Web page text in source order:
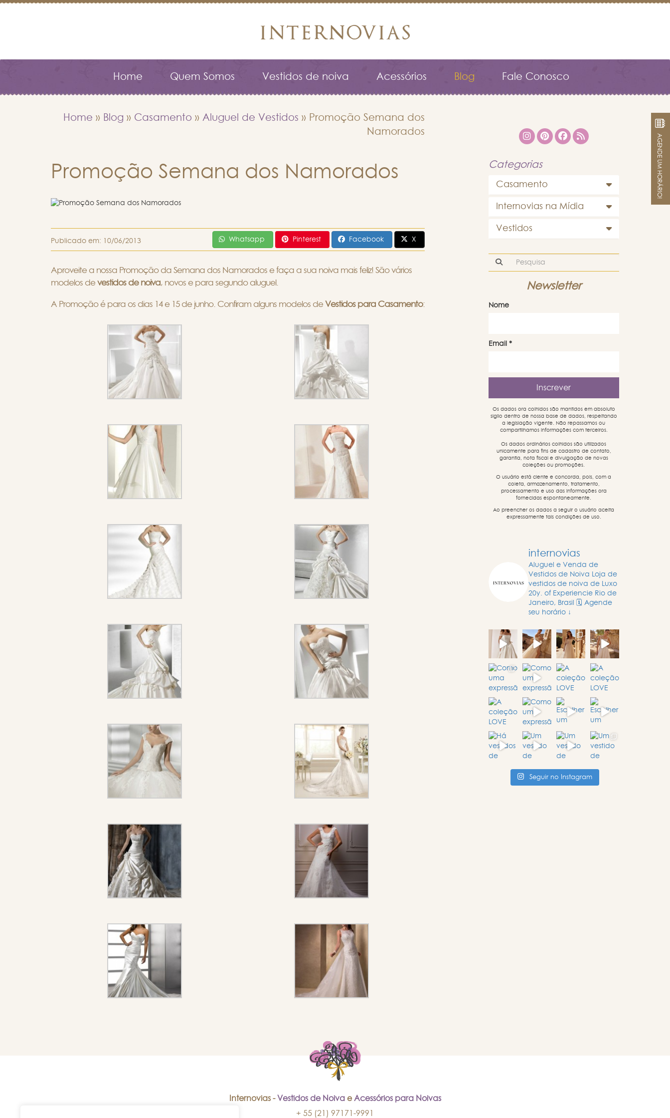
Home Quem Somos Vestidos de noiva Acessórios Blog Fale Conosco
Home » Blog » Casamento » Aluguel de Vestidos » Promoção Semana dos
Namorados
Promoção Semana dos Namorados
Publicado em: 10/06/2013 Whatsapp Pinterest Facebook X
Aproveite a nossa Promoção da Semana dos Namorados e faça a sua noiva mais feliz! São vários
modelos de vestidos de noiva, novos e para segundo aluguel.
A Promoção é para os dias 14 e 15 de junho. Confiram alguns modelos de Vestidos para Casamento:
Categorias
Casamento
Internovias na Mídia
Vestidos
Newsletter
Nome
Email *
Os dados ora colhidos são mantidos em absoluto
sigilo dentro de nossa base de dados, respeitando
a legislação vigente. Não repassamos ou
compartilhamos informações com terceiros.
Os dados ordinários colhidos são utilizados
unicamente para fins de cadastro de contato,
garantia, nota fiscal e divulgação de novas
coleções ou promoções.
O usuário está ciente e concorda, pois, com a
coleta, armazenamento, tratamento,
processamento e uso das informações ora
fornecidas espontaneamente.
Ao preencher os dados a seguir o usuário aceita
expressamente tais condições de uso.
internovias
Aluguel e Venda de
Vestidos de Noiva Loja de
vestidos de noiva de Luxo
20y. of ExperiencieRio de
Janeiro, Brasil
🗓️ Agende
seu horário ↓
Seguir no Instagram
Internovias - Vestidos de Noivae Acessórios para Noivas
+ 55 (21) 97171-9991
AGENDE UM HORÁRIO!